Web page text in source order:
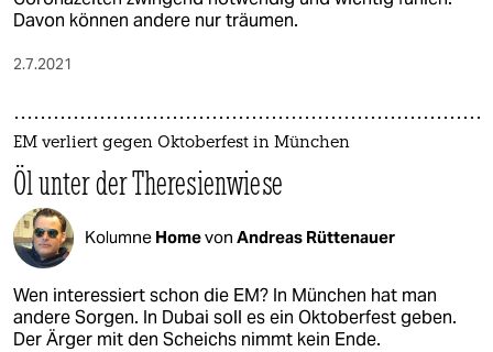
Davon können andere nur träumen.
2.7.2021
EM verliert gegen Oktoberfest in München
Öl unter der Theresienwiese
Kolumne Homevon Andreas Rüttenauer
Wen interessiert schon die EM? In München hat man
andere Sorgen. In Dubai soll es ein Oktoberfest geben.
Der Ärger mit den Scheichs nimmt kein Ende.